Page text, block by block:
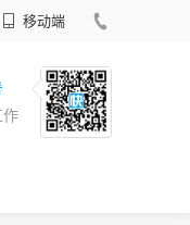
移动端
作